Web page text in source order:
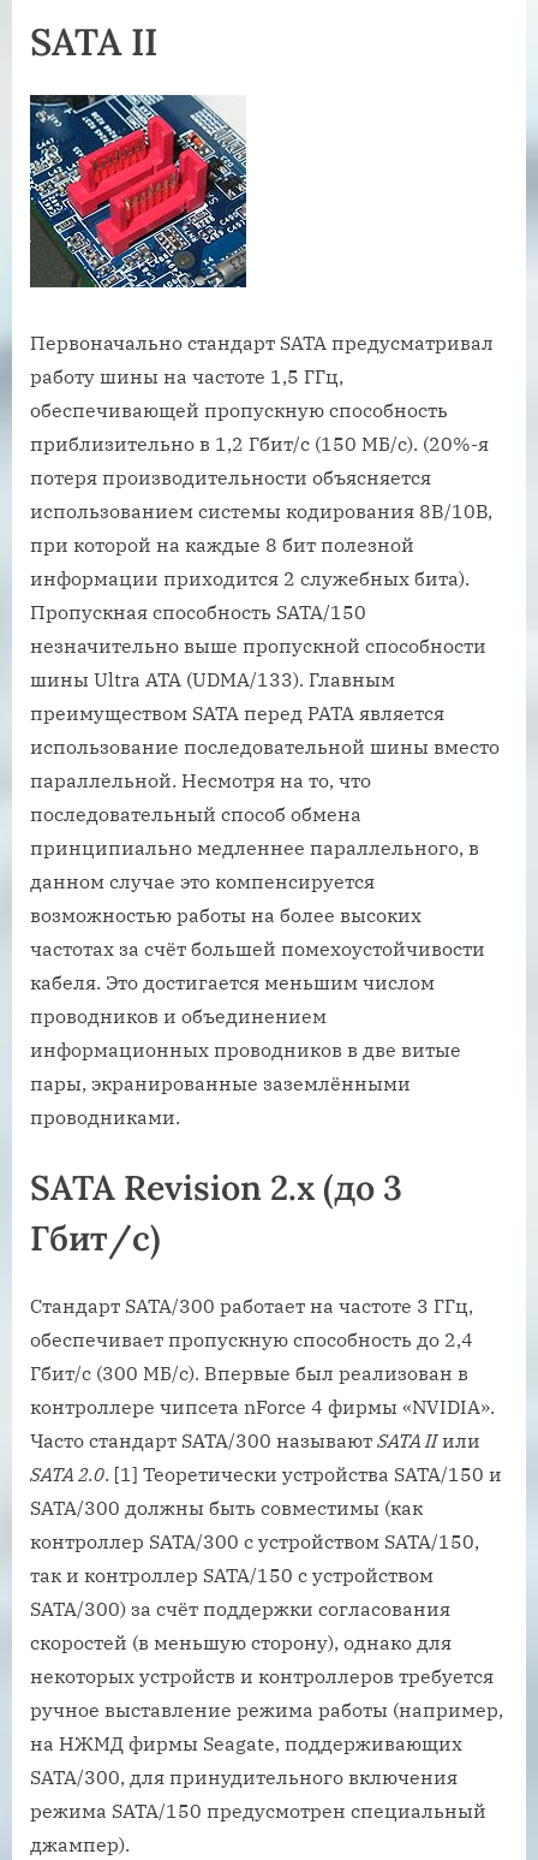
SATA II
Первоначально стандарт SATA предусматривал
работу шины на частоте 1,5 ГГц,
обеспечивающей пропускную способность
приблизительно в 1,2 Гбит/с (150 МБ/с). (20%-я
потеря производительности объясняется
использованием системы кодирования 8B/10B,
при которой на каждые 8 бит полезной
информации приходится 2 служебных бита).
Пропускная способность SATA/150
незначительно выше пропускной способности
шины Ultra ATA (UDMA/133). Главным
преимуществом SATA перед PATA является
использование последовательной шины вместо
параллельной. Несмотря на то, что
последовательный способ обмена
принципиально медленнее параллельного, в
данном случае это компенсируется
возможностью работы на более высоких
частотах за счёт большей помехоустойчивости
кабеля. Это достигается меньшим числом
проводников и объединением
информационных проводников в две витые
пары, экранированные заземлёнными
проводниками.
SATA Revision 2.x (до 3
Гбит/с)
Стандарт SATA/300 работает на частоте 3 ГГц,
обеспечивает пропускную способность до 2,4
Гбит/с (300 МБ/с). Впервые был реализован в
контроллере чипсета nForce 4 фирмы «NVIDIA».
Часто стандарт SATA/300 называют SATA IIили
SATA 2.0. [1] Теоретически устройства SATA/150 и
SATA/300 должны быть совместимы (как
контроллер SATA/300 с устройством SATA/150,
так и контроллер SATA/150 с устройством
SATA/300) за счёт поддержки согласования
скоростей (в меньшую сторону), однако для
некоторых устройств и контроллеров требуется
ручное выставление режима работы (например,
на НЖМД фирмы Seagate, поддерживающих
SATA/300, для принудительного включения
режима SATA/150 предусмотрен специальный
джампер).